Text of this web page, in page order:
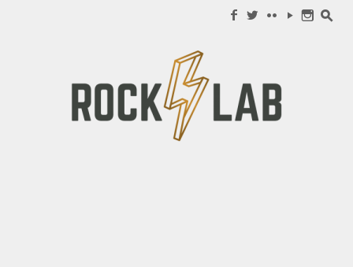
f w c y n s